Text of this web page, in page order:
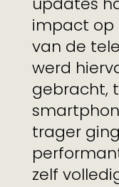
impact op
van de
werd
gebracht,
trager
zelf